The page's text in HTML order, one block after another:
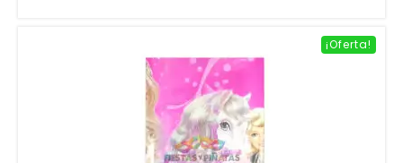
¡Oferta!